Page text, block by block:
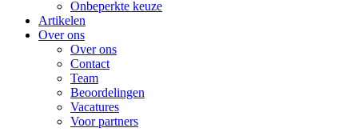
Onbeperkte keuze
Artikelen
Over ons
Over ons
Contact
Team
Beoordelingen
Vacatures
Voor partners